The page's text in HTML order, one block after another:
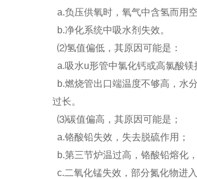
a.负压供氧时，氧气中含氢而用
b.净化系统中吸水剂失效。
⑵氢值偏低，其原因可能是：
a.吸水u形管中氯化钙或高氯酸镁
b.燃烧管出口端温度不够高，水
过长。
⑶碳值偏高，其原因可能是；
a.铬酸铅失效，失去脱硫作用；
b.第三节炉温过高，铬酸铅熔化
c.二氧化锰失效，部分氮化物进